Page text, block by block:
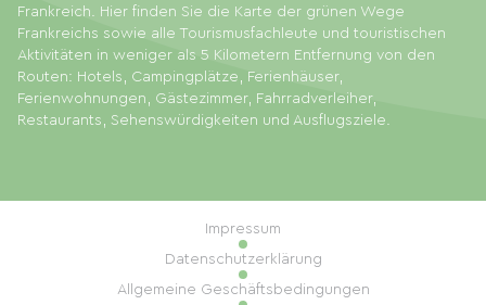
Frankreich. Hier finden Sie die Karte der grünen Wege
Frankreichs sowie alle Tourismusfachleute und touristischen
Aktivitäten in weniger als 5 Kilometern Entfernung von den
Routen: Hotels, Campingplätze, Ferienhäuser,
Ferienwohnungen, Gästezimmer, Fahrradverleiher,
Restaurants, Sehenswürdigkeiten und Ausflugsziele.
Impressum
Datenschutzerklärung
Allgemeine Geschäftsbedingungen